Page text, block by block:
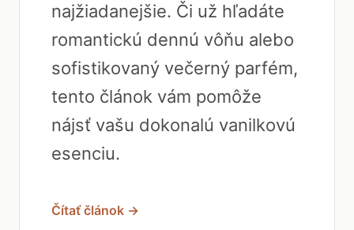
najžiadanejšie. Či už hľadáte
romantickú dennú vôňu alebo
sofistikovaný večerný parfém,
tento článok vám pomôže
nájsť vašu dokonalú vanilkovú
esenciu.
Čítať článok →